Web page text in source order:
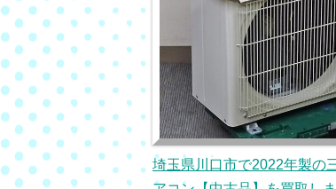
埼玉県川口市で2022年製の